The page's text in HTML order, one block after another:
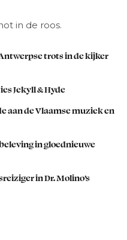
in de roos.
trots in de kijker
Jekyll & Hyde
aan de Vlaamse muziek en
in gloednieuwe
in Dr. Molino’s